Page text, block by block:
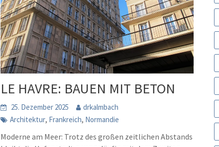
LE HAVRE: BAUEN MIT BETON
25. Dezember 2025
drkalmbach
Architektur, Frankreich, Normandie
Moderne am Meer: Trotz des großen zeitlichen Abstands